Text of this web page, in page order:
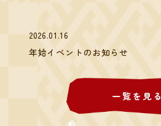
2026.01.16
年始イベントのお知らせ
一覧を見る